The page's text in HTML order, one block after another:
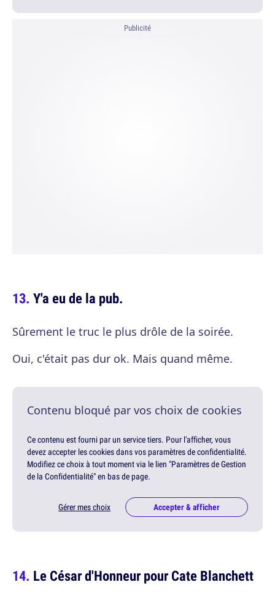
Publicité
Y'a eu de la pub.
Sûrement le truc le plus drôle de la soirée.
Oui, c'était pas dur ok. Mais quand même.
Contenu bloqué par vos choix de cookies
Ce contenu est fourni par un service tiers. Pour l'afficher, vous
devez accepter les cookies dans vos paramètres de confidentialité.
Modifiez ce choix à tout moment via le lien "Paramètres de Gestion
de la Confidentialité" en bas de page.
Gérer mes choix Accepter & afficher
Le César d'Honneur pour Cate Blanchett